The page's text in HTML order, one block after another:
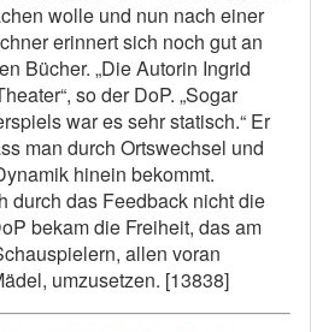
wolle und nun nach einer
erinnert sich noch gut an
Bücher. „Die Autorin Ingrid
so der DoP. „Sogar
war es sehr statisch.“ Er
man durch Ortswechsel und
hinein bekommt.
durch das Feedback nicht die
bekam die Freiheit, das am
allen voran
umzusetzen. [13838]